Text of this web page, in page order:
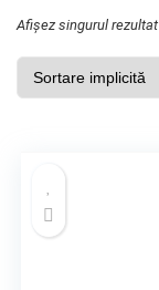
Afișez singurul rezultat